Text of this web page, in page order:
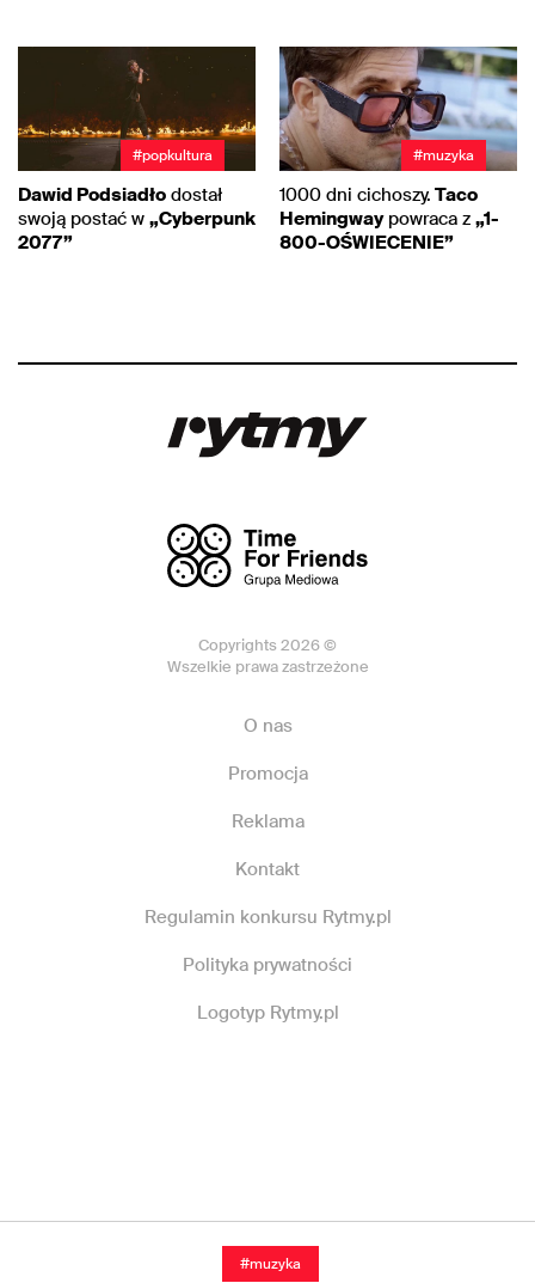
#muzyka
#popkultura
Dawid Podsiadło dostał
swoją postać w „Cyberpunk
2077”
#muzyka
1000 dni cichoszy. Taco
Hemingwaypowraca z „1-
800-OŚWIECENIE”
Copyrights 2026 ©
Wszelkie prawa zastrzeżone
O nas
Promocja
Reklama
Kontakt
Regulamin konkursu Rytmy.pl
Polityka prywatności
Logotyp Rytmy.pl